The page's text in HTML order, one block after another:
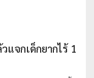
จกเด็กยากไร้ 1